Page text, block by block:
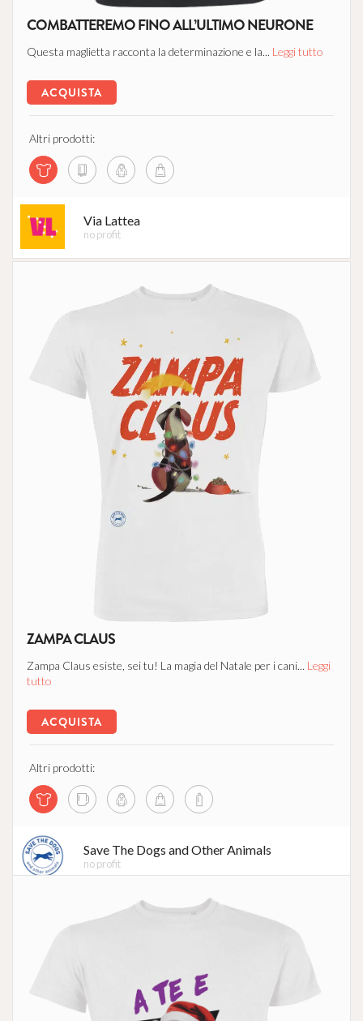
COMBATTEREMO FINO ALL’ULTIMO NEURONE
Questa maglietta racconta la determinazione e la... Leggi tutto
ACQUISTA
Altri prodotti:
Via Lattea
no profit
ZAMPA CLAUS
Zampa Claus esiste, sei tu! La magia del Natale per i cani... Leggi
tutto
ACQUISTA
Altri prodotti:
Save The Dogs and Other Animals
no profit